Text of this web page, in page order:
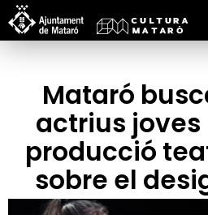
Mataró
actrius joves
producció
sobre el